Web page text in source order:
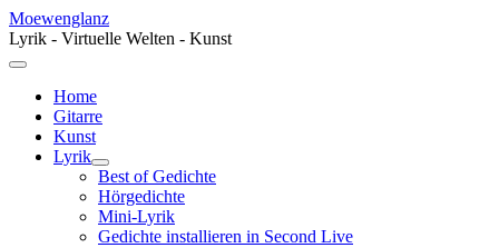
Moewenglanz
Lyrik - Virtuelle Welten - Kunst
Home
Gitarre
Kunst
Lyrik
Best of Gedichte
Hörgedichte
Mini-Lyrik
Gedichte installieren in Second Live